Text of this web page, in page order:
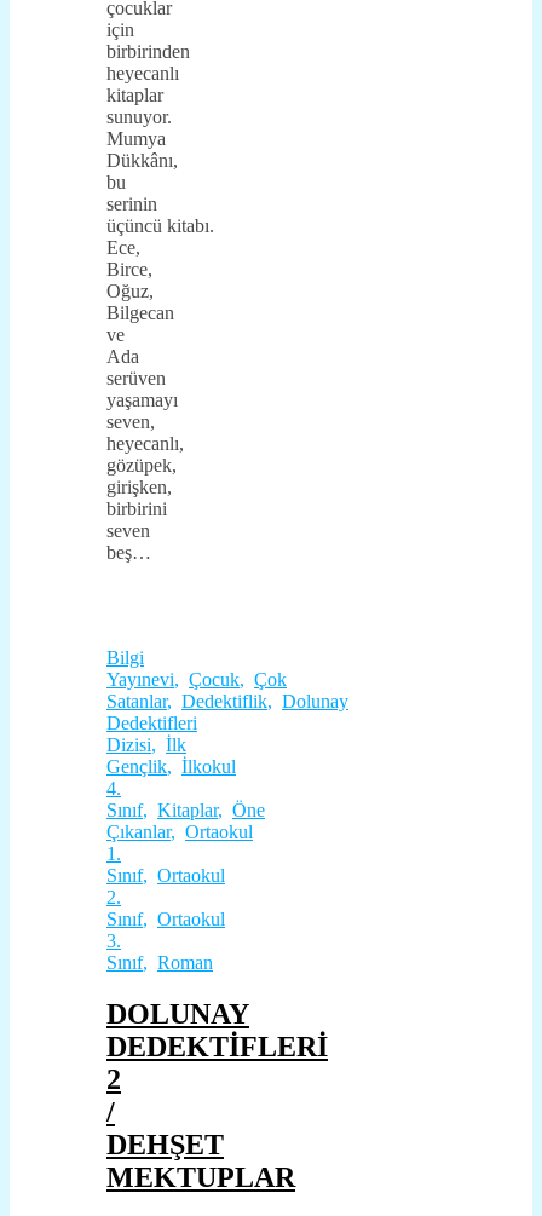
çocuklar
için
birbirinden
heyecanlı
kitaplar
sunuyor.
Mumya
Dükkânı,
bu
serinin
üçüncü kitabı.
Ece,
Birce,
Oğuz,
Bilgecan
ve
Ada
serüven
yaşamayı
seven,
heyecanlı,
gözüpek,
girişken,
birbirini
seven
beş…
Bilgi
Yayınevi, Çocuk, Çok
Satanlar, Dedektiflik, Dolunay
Dedektifleri
Dizisi, İlk
Gençlik, İlkokul
4.
Sınıf, Kitaplar, Öne
Çıkanlar, Ortaokul
1.
Sınıf, Ortaokul
2.
Sınıf, Ortaokul
3.
Sınıf, Roman
DOLUNAY
DEDEKTİFLERİ
2
/
DEHŞET
MEKTUPLAR